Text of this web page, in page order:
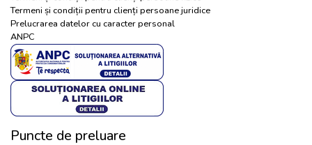
Termeni și condiții pentru clienți persoane juridice
Prelucrarea datelor cu caracter personal
ANPC
Puncte de preluare